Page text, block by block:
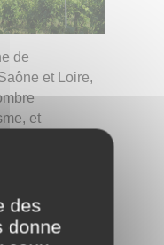
de
et Loire,
et
trouverez
pour
dans notre
des
donne